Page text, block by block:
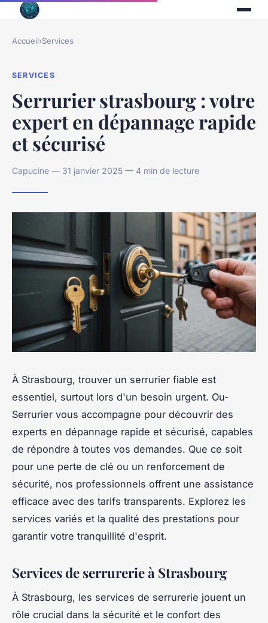
Accueil›Services
SERVICES
Serrurier strasbourg : votre
expert en dépannage rapide
et sécurisé
Capucine — 31 janvier 2025 — 4 min de lecture
À Strasbourg, trouver un serrurier fiable est
essentiel, surtout lors d'un besoin urgent. Ou-
Serrurier vous accompagne pour découvrir des
experts en dépannage rapide et sécurisé, capables
de répondre à toutes vos demandes. Que ce soit
pour une perte de clé ou un renforcement de
sécurité, nos professionnels offrent une assistance
efficace avec des tarifs transparents. Explorez les
services variés et la qualité des prestations pour
garantir votre tranquillité d'esprit.
Services de serrurerie à Strasbourg
À Strasbourg, les services de serrurerie jouent un
rôle crucial dans la sécurité et le confort des